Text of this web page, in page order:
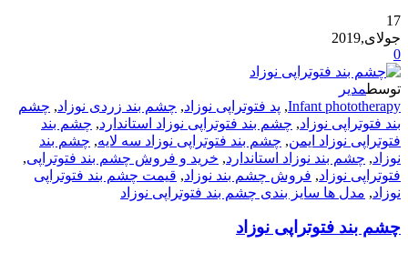
17
جولای,2019
0
توسطمدیر
Infant phototherapy
, پد فتوتراپی نوزاد, چشم بند زردی نوزاد, چشم
بند فتوتراپی نوزاد, چشم بند فتوتراپی نوزاد استاندارد, چشم بند
فتوتراپی نوزاد ایمن, چشم بند فتوتراپی نوزاد سه لایه, چشم بند
نوزاد, چشم بند نوزاد استاندارد, خرید و فروش چشم بند فتوتراپی,
فتوتراپی نوزاد, فروش چشم بند نوزاد, قیمت چشم بند فتوتراپی
نوزاد, مدل ها سایز بندی چشم بند فتوتراپی نوزاد
چشم بند فتوتراپی نوزاد